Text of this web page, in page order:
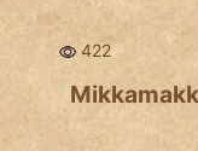
Komédia
Kötelező
422